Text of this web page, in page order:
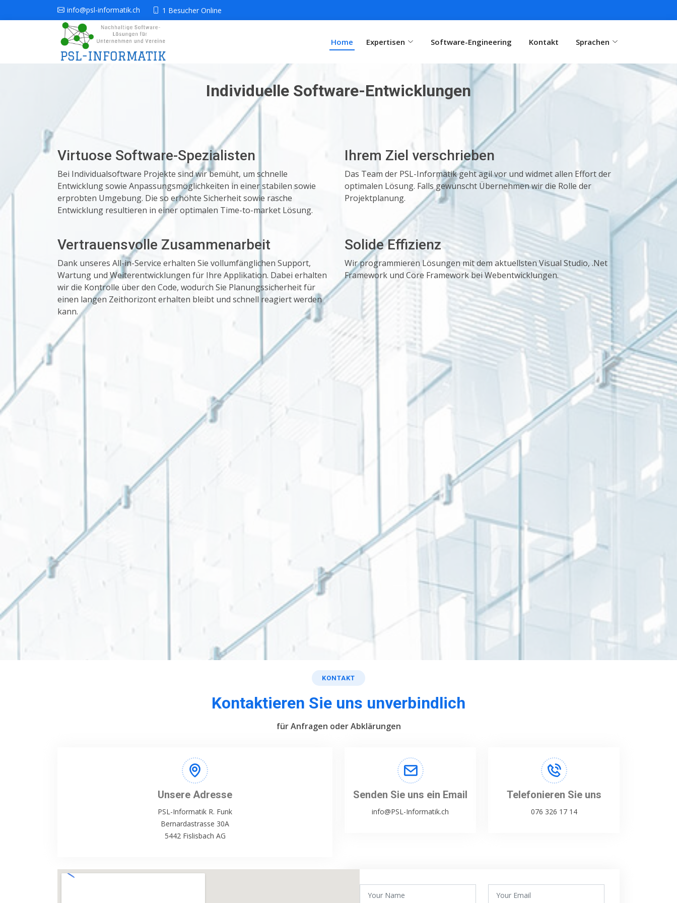
info@psl-informatik.ch 1 Besucher Online
Home Expertisen Software-Engineering Kontakt Sprachen
Individuelle Software-Entwicklungen
Virtuose Software-Spezialisten
Bei Individualsoftware Projekte sind wir bemüht, um schnelle
Entwicklung sowie Anpassungsmöglichkeiten in einer stabilen sowie
erprobten Umgebung. Die so erhöhte Sicherheit sowie rasche
Entwicklung resultieren in einer optimalen Time-to-market Lösung.
Ihrem Ziel verschrieben
Das Team der PSL-Informatik geht agil vor und widmet allen Effort der
optimalen Lösung. Falls gewünscht Übernehmen wir die Rolle der
Projektplanung.
Vertrauensvolle Zusammenarbeit
Dank unseres All-in-Service erhalten Sie vollumfänglichen Support,
Wartung und Weiterentwicklungen für Ihre Applikation. Dabei erhalten
wir die Kontrolle über den Code, wodurch Sie Planungssicherheit für
einen langen Zeithorizont erhalten bleibt und schnell reagiert werden
kann.
Solide Effizienz
Wir programmieren Lösungen mit dem aktuellsten Visual Studio, .Net
Framework und Core Framework bei Webentwicklungen.
KONTAKT
Kontaktieren Sie uns unverbindlich
für Anfragen oder Abklärungen
Unsere Adresse
PSL-Informatik R. Funk
Bernardastrasse 30A
5442 Fislisbach AG
Senden Sie uns ein Email
info@PSL-Informatik.ch
Telefonieren Sie uns
076 326 17 14